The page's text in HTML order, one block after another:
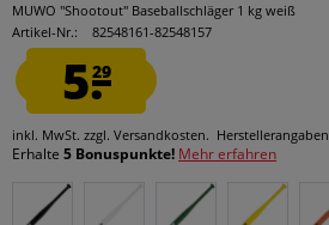
MUWO "Shootout" Baseballschläger 1 kg weiß
Artikel-Nr.:
82548161-82548157
5.29
inkl. MwSt. zzgl. Versandkosten. Herstellerangaben
Erhalte 5 Bonuspunkte! Mehr erfahren